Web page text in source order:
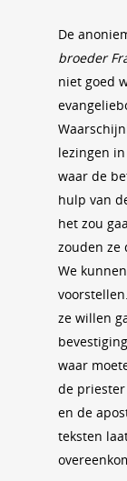
De
broeder
niet goed
lezingen
waar de
hulp van
het zou
zouden ze
We
ze willen
waar
de priester
en de
teksten